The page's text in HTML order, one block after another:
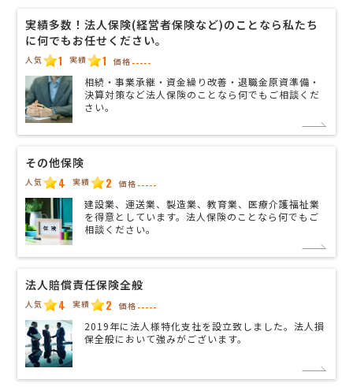
実績多数！法人保険(経営者保険など)のことなら私たち
に何でもお任せください。
人気 1 実績 1 価格 -----
相続・事業承継・資金繰り改善・退職金原資準備・
決算対策など法人保険のことなら何でもご相談くだ
さい。
その他保険
人気 4 実績 2 価格 -----
建設業、運送業、製造業、教育業、医療介護福祉業
を得意としています。法人保険のことなら何でもご
相談ください。
法人賠償責任保険全般
人気 4 実績 2 価格 -----
2019年に法人様特化支社を設立致しました。法人損
保全般において強みがございます。